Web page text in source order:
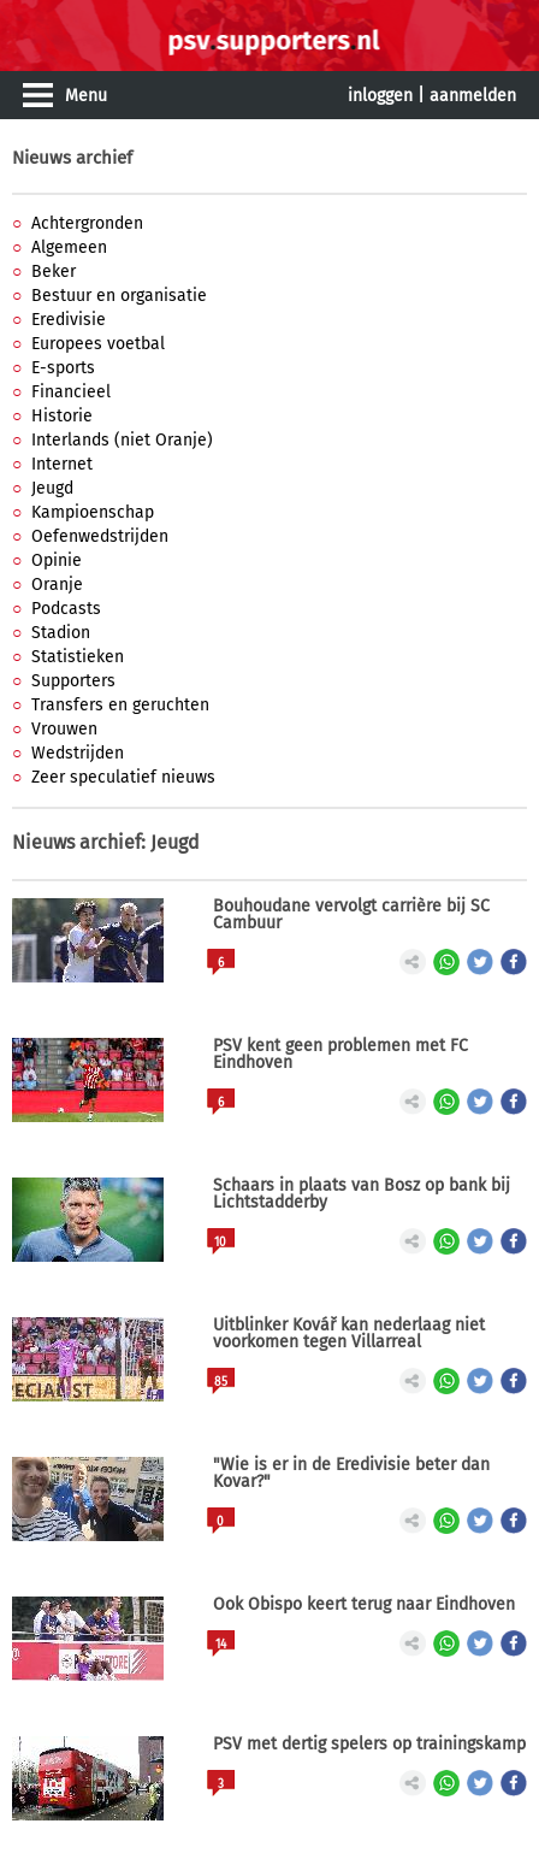
Menu inloggen aanmelden
Nieuws archief
Achtergronden
Algemeen
Beker
Bestuur en organisatie
Eredivisie
Europees voetbal
E-sports
Financieel
Historie
Interlands (niet Oranje)
Internet
Jeugd
Kampioenschap
Oefenwedstrijden
Opinie
Oranje
Podcasts
Stadion
Statistieken
Supporters
Transfers en geruchten
Vrouwen
Wedstrijden
Zeer speculatief nieuws
Nieuws archief: Jeugd
Bouhoudane vervolgt carrière bij SC
Cambuur
6
PSV kent geen problemen met FC
Eindhoven
6
Schaars in plaats van Bosz op bank bij
Lichtstadderby
10
Uitblinker Kovář kan nederlaag niet
voorkomen tegen Villarreal
85
"Wie is er in de Eredivisie beter dan
Kovar?"
0
Ook Obispo keert terug naar Eindhoven
14
PSV met dertig spelers op trainingskamp
3